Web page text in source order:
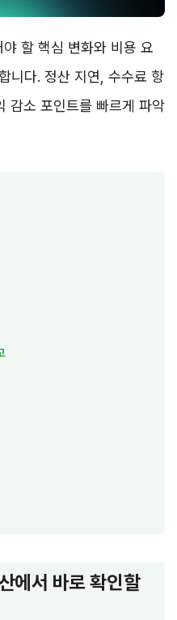
할 핵심 변화와 비용 요
니다. 정산 지연, 수수료 항
감소 포인트를 빠르게 파악
에서 바로 확인할